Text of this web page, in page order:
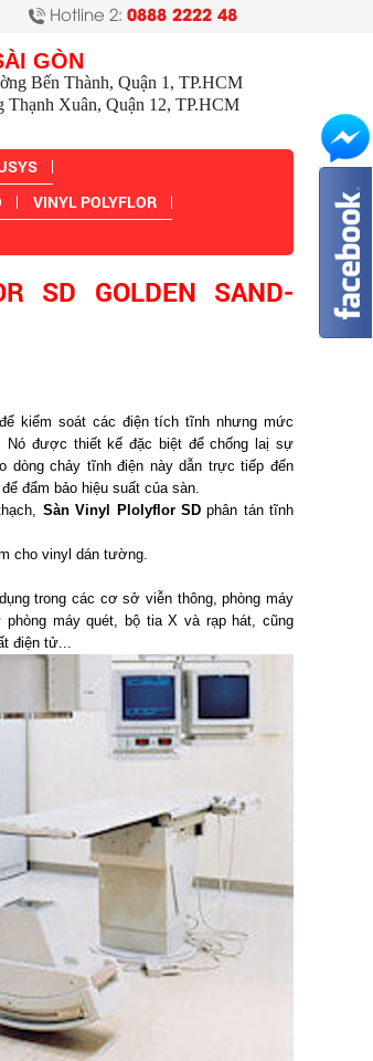
Hotline 2: 0888 2222 48
GÒN
Bến Thành, Quận 1, TP.HCM
Thạnh Xuân, Quận 12, TP.HCM
VINYL POLYFLOR
SD GOLDEN SAND-
kiểm soát các điện tích tĩnh nhưng mức
Nó được thiết kế đặc biệt để chống laị sự
dòng chảy tĩnh điện này dẫn trực tiếp đến
đẩm bảo hiệu suất của sàn.
Sàn Vinyl Plolyflor SDphân tán tĩnh
cho vinyl dán tường.
trong các cơ sở viễn thông, phòng máy
máy quét, bộ tia X và rạp hát, cũng
điện tử...